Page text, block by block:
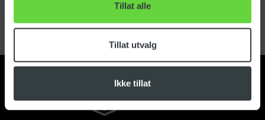
Tillat alle
Tillat utvalg
Ikke tillat